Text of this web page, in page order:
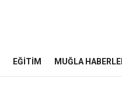
EĞITIM MUĞLA